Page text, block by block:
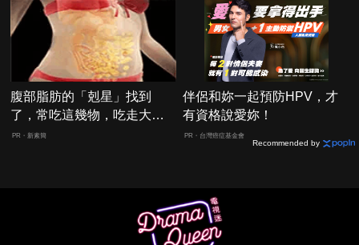
腹部脂肪的「剋星」找到
了，常吃這幾物，吃走大肚
囊，瘦出小蠻腰
PR・新素簡
伴侶和妳一起預防HPV，才
有資格說愛妳！
PR・台灣癌症基金會
Recommended by